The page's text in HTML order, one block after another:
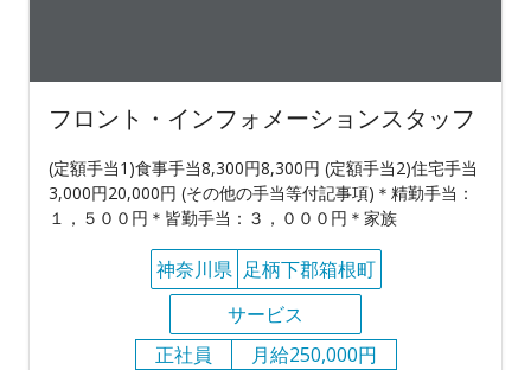
フロント・インフォメーションスタッフ
(定額手当1)食事手当8,300円8,300円 (定額手当2)住宅手当
3,000円20,000円 (その他の手当等付記事項)＊精勤手当：
１，５００円＊皆勤手当：３，０００円＊家族
神奈川県 足柄下郡箱根町
サービス
正社員
月給250,000円